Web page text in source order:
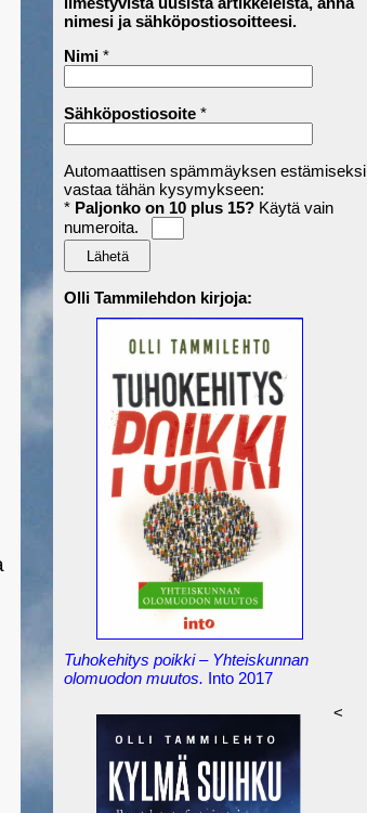
nimesi ja sähköpostiosoitteesi.
Nimi *
Sähköpostiosoite *
Automaattisen spämmäyksen estämiseksi
vastaa tähän kysymykseen:
* Paljonko on 10 plus 15? Käytä vain
numeroita.
Olli Tammilehdon kirjoja:
Tuhokehitys poikki – Yhteiskunnan
olomuodon muutos. Into 2017
<